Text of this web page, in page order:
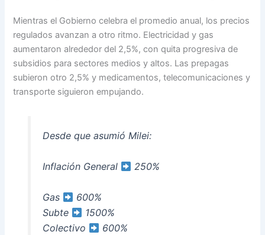
Mientras el Gobierno celebra el promedio anual, los precios
regulados avanzan a otro ritmo. Electricidad y gas
aumentaron alrededor del 2,5%, con quita progresiva de
subsidios para sectores medios y altos. Las prepagas
subieron otro 2,5% y medicamentos, telecomunicaciones y
transporte siguieron empujando.
Desde que asumió Milei:
Inflación General 250%
Gas
600%
Subte
1500%
Colectivo
600%